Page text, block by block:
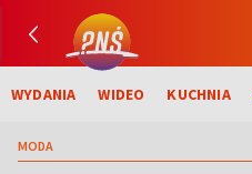
WYDANIA WIDEO KUCHNIA
MODA